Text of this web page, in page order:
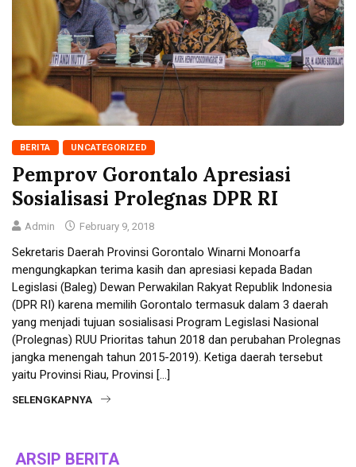
BERITA UNCATEGORIZED
Pemprov Gorontalo Apresiasi
Sosialisasi Prolegnas DPR RI
Admin February 9, 2018
Sekretaris Daerah Provinsi Gorontalo Winarni Monoarfa
mengungkapkan terima kasih dan apresiasi kepada Badan
Legislasi (Baleg) Dewan Perwakilan Rakyat Republik Indonesia
(DPR RI) karena memilih Gorontalo termasuk dalam 3 daerah
yang menjadi tujuan sosialisasi Program Legislasi Nasional
(Prolegnas) RUU Prioritas tahun 2018 dan perubahan Prolegnas
jangka menengah tahun 2015-2019). Ketiga daerah tersebut
yaitu Provinsi Riau, Provinsi […]
SELENGKAPNYA
ARSIP BERITA